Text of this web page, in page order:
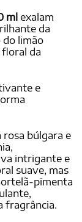
ml exalam
da
do limão
floral da
e
rosa búlgara e
intrigante e
suave, mas
pimenta
fragrância.